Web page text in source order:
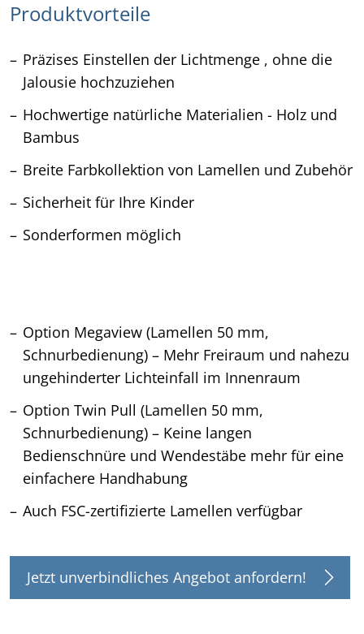
Produktvorteile
Präzises Einstellen der Lichtmenge , ohne die
Jalousie hochzuziehen
Hochwertige natürliche Materialien - Holz und
Bambus
Breite Farbkollektion von Lamellen und Zubehör
Sicherheit für Ihre Kinder
Sonderformen möglich
Option Megaview (Lamellen 50 mm,
Schnurbedienung) – Mehr Freiraum und nahezu
ungehinderter Lichteinfall im Innenraum
Option Twin Pull (Lamellen 50 mm,
Schnurbedienung) – Keine langen
Bedienschnüre und Wendestäbe mehr für eine
einfachere Handhabung
Auch FSC-zertifizierte Lamellen verfügbar
Jetzt unverbindliches Angebot anfordern!